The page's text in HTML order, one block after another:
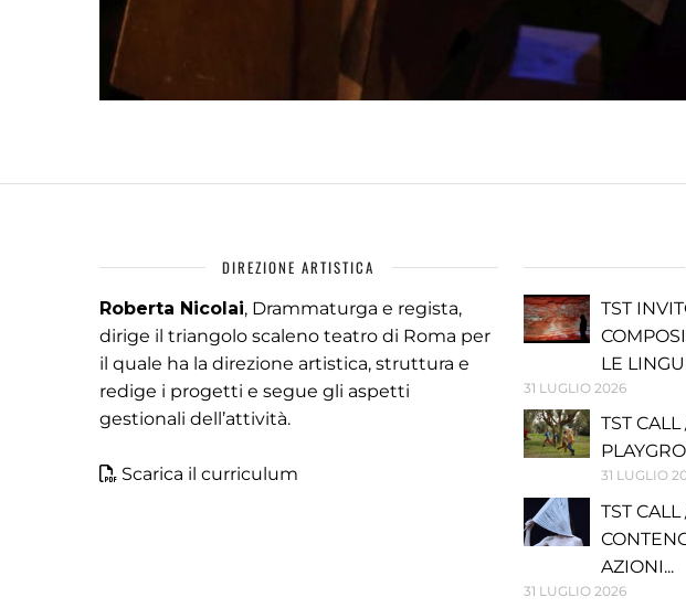
DIREZIONE ARTISTICA
Roberta Nicolai, Drammaturga e regista,
dirige il triangolo scaleno teatro di Roma per
il quale ha la direzione artistica, struttura e
redige i progetti e segue gli aspetti
gestionali dell’attività.
Scarica il curriculum
TST
LE
31 LUGLIO 2026
TST
31 LUGLIO
TST
AZIONI...
31 LUGLIO 2026